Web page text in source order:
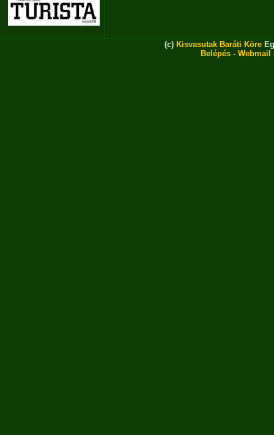
(c) Kisvasutak Baráti Köre
Belépés - Webmail